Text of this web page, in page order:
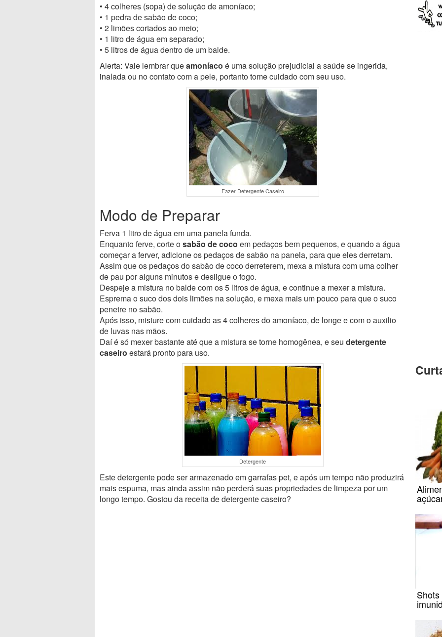
• 4 colheres (sopa) de solução de amoníaco;
• 1 pedra de sabão de coco;
• 2 limões cortados ao meio;
• 1 litro de água em separado;
• 5 litros de água dentro de um balde.
Alerta: Vale lembrar queamoníaco é uma solução prejudicial a saúde se ingerida,
inalada ou no contato com a pele, portanto tome cuidado com seu uso.
Fazer Detergente Caseiro
Modo de Preparar
Ferva 1 litro de água em uma panela funda.
Enquanto ferve, corte osabão de coco em pedaços bem pequenos, e quando a água
começar a ferver, adicione os pedaços de sabão na panela, para que eles derretam.
Assim que os pedaços do sabão de coco derreterem, mexa a mistura com uma colher
de pau por alguns minutos e desligue o fogo.
Despeje a mistura no balde com os 5 litros de água, e continue a mexer a mistura.
Esprema o suco dos dois limões na solução, e mexa mais um pouco para que o suco
penetre no sabão.
Após isso, misture com cuidado as 4 colheres do amoníaco, de longe e com o auxilio
de luvas nas mãos.
Daí é só mexer bastante até que a mistura se torne homogênea, e seu detergente
caseiro estará pronto para uso.
Detergente
Este detergente pode ser armazenado em garrafas pet, e após um tempo não produzirá
mais espuma, mas ainda assim não perderá suas propriedades de limpeza por um
longo tempo. Gostou da receita de detergente caseiro?